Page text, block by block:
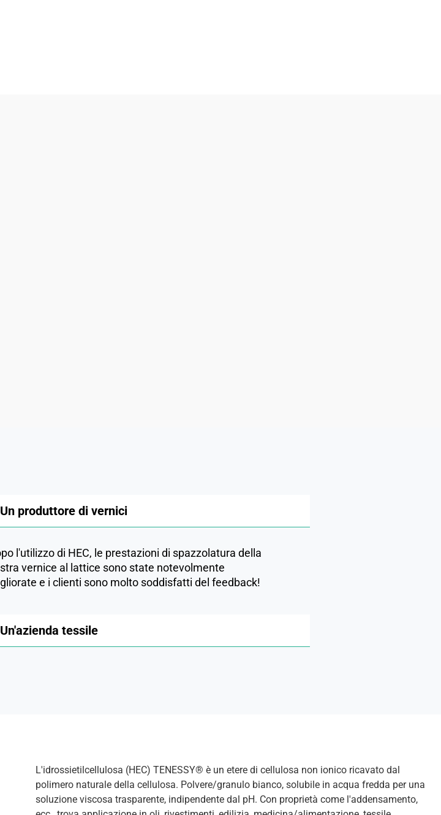
Un produttore di vernici
l'utilizzo di HEC, le prestazioni di spazzolatura della
vernice al lattice sono state notevolmente
e i clienti sono molto soddisfatti del feedback!
Un'azienda tessile
L'idrossietilcellulosa (HEC) TENESSY® è un etere di cellulosa non ionico ricavato dal
polimero naturale della cellulosa. Polvere/granulo bianco, solubile in acqua fredda per una
soluzione viscosa trasparente, indipendente dal pH. Con proprietà come l'addensamento,